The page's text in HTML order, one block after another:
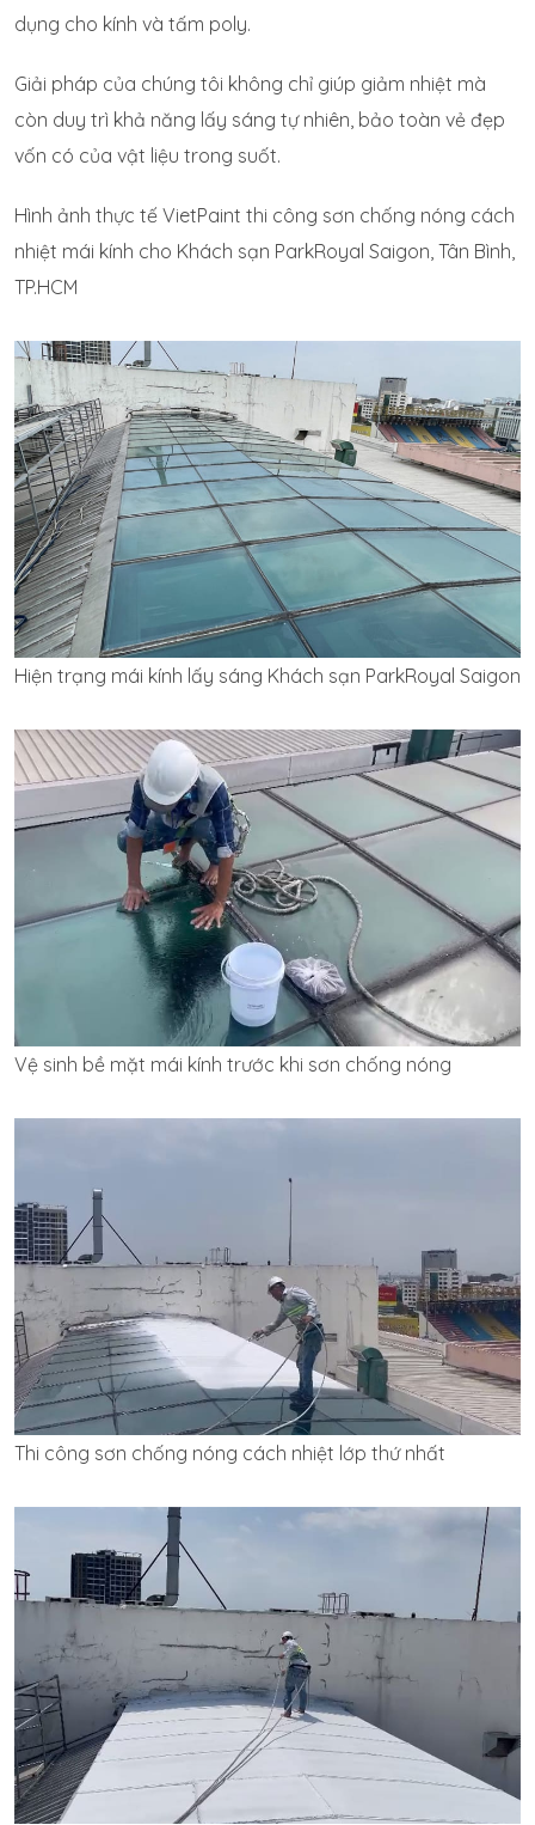
dụng cho kính và tấm poly.
Giải pháp của chúng tôi không chỉ giúp giảm nhiệt mà
còn duy trì khả năng lấy sáng tự nhiên, bảo toàn vẻ đẹp
vốn có của vật liệu trong suốt.
Hình ảnh thực tế VietPaint thi công sơn chống nóng cách
nhiệt mái kính cho Khách sạn ParkRoyal Saigon, Tân Bình,
TP.HCM
Hiện trạng mái kính lấy sáng Khách sạn ParkRoyal Saigon
Vệ sinh bề mặt mái kính trước khi sơn chống nóng
Thi công sơn chống nóng cách nhiệt lớp thứ nhất